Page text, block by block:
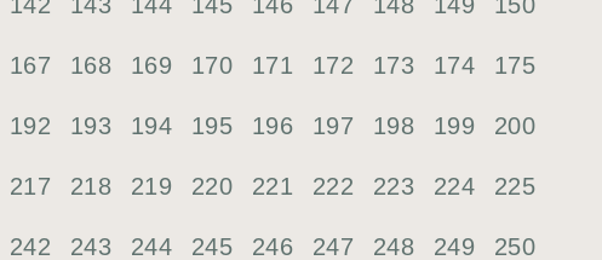
167 168 169 170 171 172 173 174 175
192 193 194 195 196 197 198 199 200
217 218 219 220 221 222 223 224 225
242 243 244 245 246 247 248 249 250